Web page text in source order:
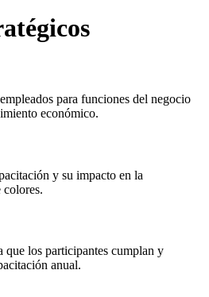
para funciones del negocio
económico.
y su impacto en la
los participantes cumplan y
anual.